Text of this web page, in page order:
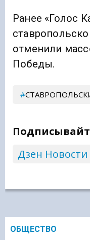
Ранее «Голос
отменили
Победы.
Дзен Новости
ОБЩЕСТВО